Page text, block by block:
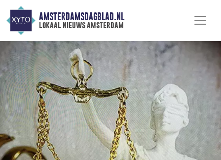
AMSTERDAMSDAGBLAD.NL
lokaal nieuws amsterdam